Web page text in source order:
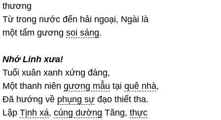
thương
Từ trong nước đến hải ngoại, Ngài là
một tấm gương soi sáng.
Nhớ Linh xưa!
Tuổi xuân xanh xứng đáng,
Một thanh niên gương mẫu tại quê nhà,
Đã hướng về phụng sự đạo thiết tha.
Lập Tịnh xá, cúng dường Tăng, thực